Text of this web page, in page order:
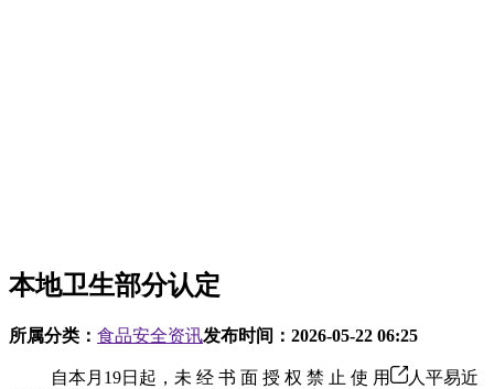
本地卫生部分认定
所属分类： 食品安全资讯发布时间： 2026-05-22 06:25
自本月19日起，未 经 书 面 授 权 禁 止 使 用
人平易近